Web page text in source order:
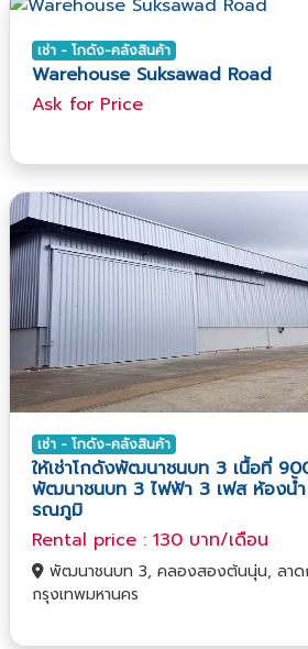
เช่า - โกดัง-คลังสินค้า
Warehouse Suksawad Road
Ask​ for​ Price
เช่า - โกดัง-คลังสินค้า
ให้เช่าโกดังพัฒนาชนบท 3 เนื้อที่
พัฒนาชนบท 3 ไฟฟ้า 3 เฟส ห้องน้ำ
รณภูมิ
Rental price : 130 บาท/เดือน
พัฒนาชนบท 3, คลองสองต้นนุ่น, ลาด
กรุงเทพมหานคร